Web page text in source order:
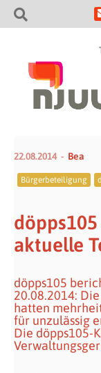
22.08.2014 Bea
Bürgerbeteiligung
aktuelle
döpps105
20.08.2014:
hatten
für unzulässig
Die döpps105-